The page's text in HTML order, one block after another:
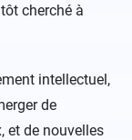
cherché à
intellectuel,
de
et de nouvelles